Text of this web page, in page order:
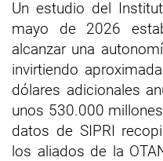
Un estudio del
mayo de 2026
alcanzar una
invirtiendo
dólares adicionales
unos 530.000
datos de SIPRI
los aliados de la